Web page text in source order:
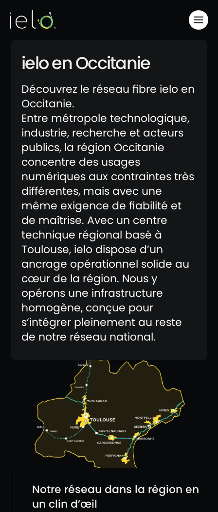
ielo en Occitanie
Découvrez le réseau fibre ielo en
Occitanie.
Entre métropole technologique,
industrie, recherche et acteurs
publics, la région Occitanie
concentre des usages
numériques aux contraintes très
différentes, mais avec une
même exigence de fiabilité et
de maîtrise. Avec un centre
technique régional basé à
Toulouse, ielo dispose d’un
ancrage opérationnel solide au
cœur de la région. Nous y
opérons une infrastructure
homogène, conçue pour
s’intégrer pleinement au reste
de notre réseau national.
Notre réseau dans la région en
un clin d’œil